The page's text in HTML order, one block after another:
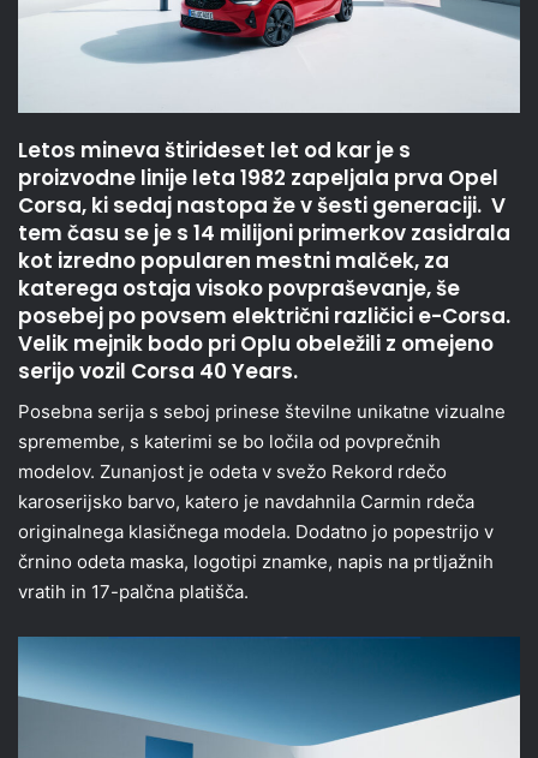
Letos mineva štirideset let od kar je s
proizvodne linije leta 1982 zapeljala prva Opel
Corsa, ki sedaj nastopa že v šesti generaciji. V
tem času se je s 14 milijoni primerkov zasidrala
kot izredno popularen mestni malček, za
katerega ostaja visoko povpraševanje, še
posebej po povsem električni različici e-Corsa.
Velik mejnik bodo pri Oplu obeležili z omejeno
serijo vozil Corsa 40 Years.
Posebna serija s seboj prinese številne unikatne vizualne
spremembe, s katerimi se bo ločila od povprečnih
modelov. Zunanjost je odeta v svežo Rekord rdečo
karoserijsko barvo, katero je navdahnila Carmin rdeča
originalnega klasičnega modela. Dodatno jo popestrijo v
črnino odeta maska, logotipi znamke, napis na prtljažnih
vratih in 17-palčna platišča.